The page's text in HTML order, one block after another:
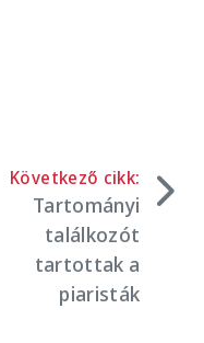
Következő cikk:
Tartományi
találkozót
tartottak a
piaristák